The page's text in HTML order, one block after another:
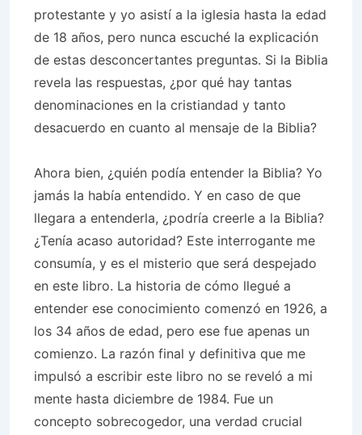
protestante y yo asistí a la iglesia hasta la edad
de 18 años, pero nunca escuché la explicación
de estas desconcertantes preguntas. Si la Biblia
revela las respuestas, ¿por qué hay tantas
denominaciones en la cristiandad y tanto
desacuerdo en cuanto al mensaje de la Biblia?
Ahora bien, ¿quién podía entender la Biblia? Yo
jamás la había entendido. Y en caso de que
llegara a entenderla, ¿podría creerle a la Biblia?
¿Tenía acaso autoridad? Este interrogante me
consumía, y es el misterio que será despejado
en este libro. La historia de cómo llegué a
entender ese conocimiento comenzó en 1926, a
los 34 años de edad, pero ese fue apenas un
comienzo. La razón final y definitiva que me
impulsó a escribir este libro no se reveló a mi
mente hasta diciembre de 1984. Fue un
concepto sobrecogedor, una verdad crucial